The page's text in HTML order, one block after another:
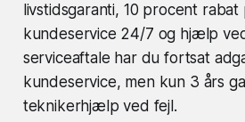
livstidsgaranti, 10 procent
kundeservice 24/7 og hjælp
serviceaftale har du fortsat
kundeservice, men kun 3 års
teknikerhjælp ved fejl.